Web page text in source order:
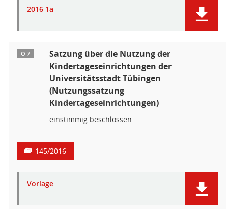
2016 1a
Ö 7
Satzung über die Nutzung der
Kindertageseinrichtungen der
Universitätsstadt Tübingen
(Nutzungssatzung
Kindertageseinrichtungen)
einstimmig beschlossen
145/2016
Vorlage